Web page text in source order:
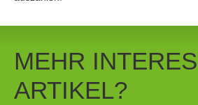
MEHR
ARTIKEL?